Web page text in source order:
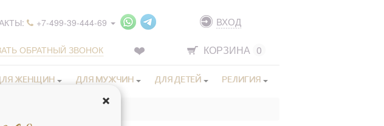
+7-499-39-444-69
ОБРАТНЫЙ ЗВОНОК
ВХОД
КОРЗИНА 0
ЖЕНЩИН ДЛЯ МУЖЧИН ДЛЯ ДЕТЕЙ РЕЛИГИЯ
бижутерия